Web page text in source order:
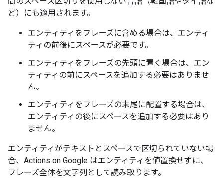
ど）にも適用されます。
エンティティをフレーズに含める場合は、エンティ
ティの前後にスペースが必要です。
エンティティをフレーズの先頭に置く場合は、エン
ティティの前にスペースを追加する必要はありませ
ん。
エンティティをフレーズの末尾に配置する場合は、
エンティティの後にスペースを追加する必要はあり
ません。
エンティティがテキストとスペースで区切られていない場
合、Actions on Google はエンティティを値置換せずに、
フレーズ全体を文字列として読み取ります。